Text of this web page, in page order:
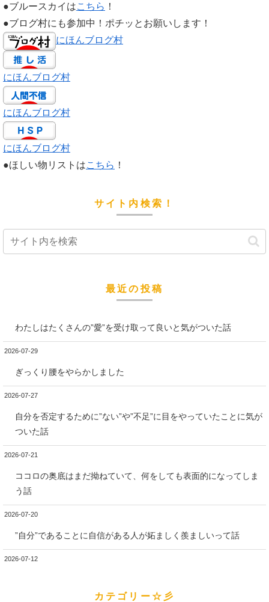
●ブルースカイはこちら ！
●ブログ村にも参加中！ポチッとお願いします！
にほんブログ村
にほんブログ村
にほんブログ村
にほんブログ村
●ほしい物リストはこちら ！
サイト内検索！
最近の投稿
わたしはたくさんの”愛”を受け取って良いと気がついた話
2026-07-29
ぎっくり腰をやらかしました
2026-07-27
自分を否定するために”ない”や”不足”に目をやっていたことに気が
ついた話
2026-07-21
ココロの奥底はまだ拗ねていて、何をしても表面的になってしま
う話
2026-07-20
”自分”であることに自信がある人が妬ましく羨ましいって話
2026-07-12
カテゴリー☆彡